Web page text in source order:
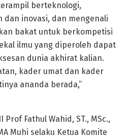
berteknologi,
dan inovasi, dan mengenali
bakat untuk berkompetisi
ilmu yang diperoleh dapat
dunia akhirat kalian.
kader umat dan kader
ananda berada,”
Fathul Wahid, ST., MSc.,
Muhi selaku Ketua Komite